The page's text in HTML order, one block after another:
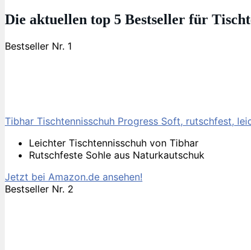
Die aktuellen top 5 Bestseller für
Bestseller Nr. 1
Tibhar Tischtennisschuh Progress Soft, rutschfest,
Leichter Tischtennisschuh von Tibhar
Rutschfeste Sohle aus Naturkautschuk
Jetzt bei Amazon.de ansehen!
Bestseller Nr. 2